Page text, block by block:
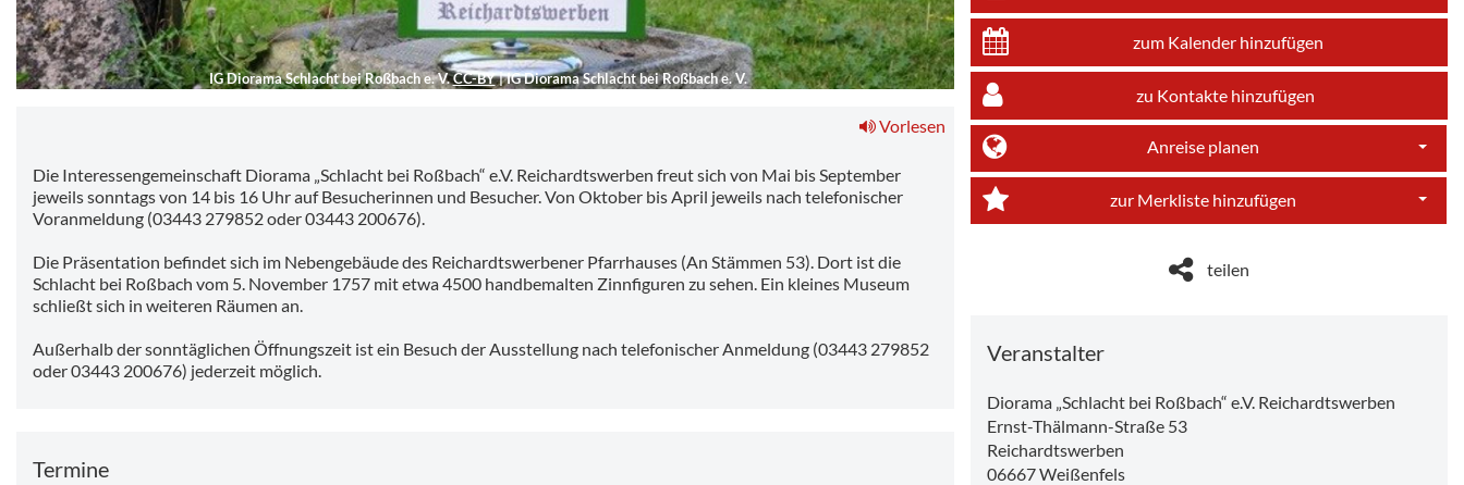
IG Diorama Schlacht bei Roßbach e. V.CC-BY|IG Diorama Schlacht bei Roßbach e. V.
Vorlesen
Die Interessengemeinschaft Diorama „Schlacht bei Roßbach“ e.V. Reichardtswerben freut sich von Mai bis September
jeweils sonntags von 14 bis 16 Uhr auf Besucherinnen und Besucher. Von Oktober bis April jeweils nach telefonischer
Voranmeldung (03443 279852 oder 03443 200676).
Die Präsentation befindet sich im Nebengebäude des Reichardtswerbener Pfarrhauses (An Stämmen 53). Dort ist die
Schlacht bei Roßbach vom 5. November 1757 mit etwa 4500 handbemalten Zinnfiguren zu sehen. Ein kleines Museum
schließt sich in weiteren Räumen an.
Außerhalb der sonntäglichen Öffnungszeit ist ein Besuch der Ausstellung nach telefonischer Anmeldung (03443 279852
oder 03443 200676) jederzeit möglich.
Termine
zum Kalender hinzufügen
zu Kontakte hinzufügen
Anreise planen
zur Merkliste hinzufügen
teilen
Veranstalter
Diorama „Schlacht bei Roßbach“ e.V. Reichardtswerben
Ernst-Thälmann-Straße 53
Reichardtswerben
06667Weißenfels